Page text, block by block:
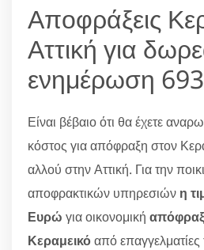
Αποφράξεις
Αττική για
ενημέρωση
Είναι βέβαιο ότι θα έχετε
κόστος για απόφραξη στον
αλλού στην Αττική. Για την
αποφρακτικών υπηρεσιών η
Ευρώ για οικονομική
Κεραμεικόαπό επαγγελματίες